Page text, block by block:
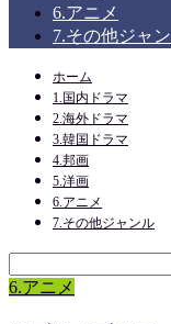
6.アニメ
7.その他ジャ
ホーム
1.国内ドラマ
2.海外ドラマ
3.韓国ドラマ
4.邦画
5.洋画
6.アニメ
7.その他ジャンル
6.アニメ